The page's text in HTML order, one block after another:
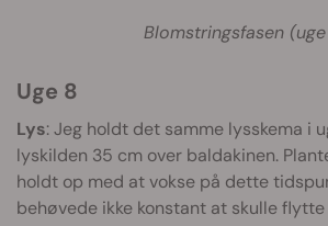
Blomstringsfasen
Uge 8
Lys: Jeg holdt det samme lysskema i
lyskilden 35 cm over baldakinen.
holdt op med at vokse på dette
behøvede ikke konstant at skulle